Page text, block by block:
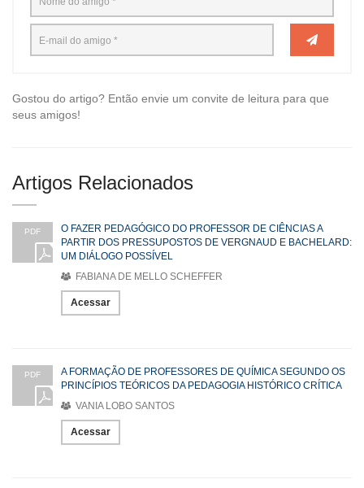
Gostou do artigo? Então envie um convite de leitura para que
seus amigos!
Artigos Relacionados
PDF
O FAZER PEDAGÓGICO DO PROFESSOR DE CIÊNCIAS A
PARTIR DOS PRESSUPOSTOS DE VERGNAUD E BACHELARD:
UM DIÁLOGO POSSÍVEL
FABIANA DE MELLO SCHEFFER
Acessar
PDF
A FORMAÇÃO DE PROFESSORES DE QUÍMICA SEGUNDO OS
PRINCÍPIOS TEÓRICOS DA PEDAGOGIA HISTÓRICO CRÍTICA
VANIA LOBO SANTOS
Acessar